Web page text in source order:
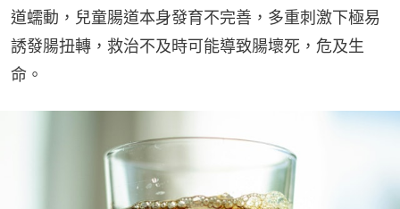
道蠕動，兒童腸道本身發育不完善，多重刺激下極易
誘發腸扭轉，救治不及時可能導致腸壞死，危及生
命。